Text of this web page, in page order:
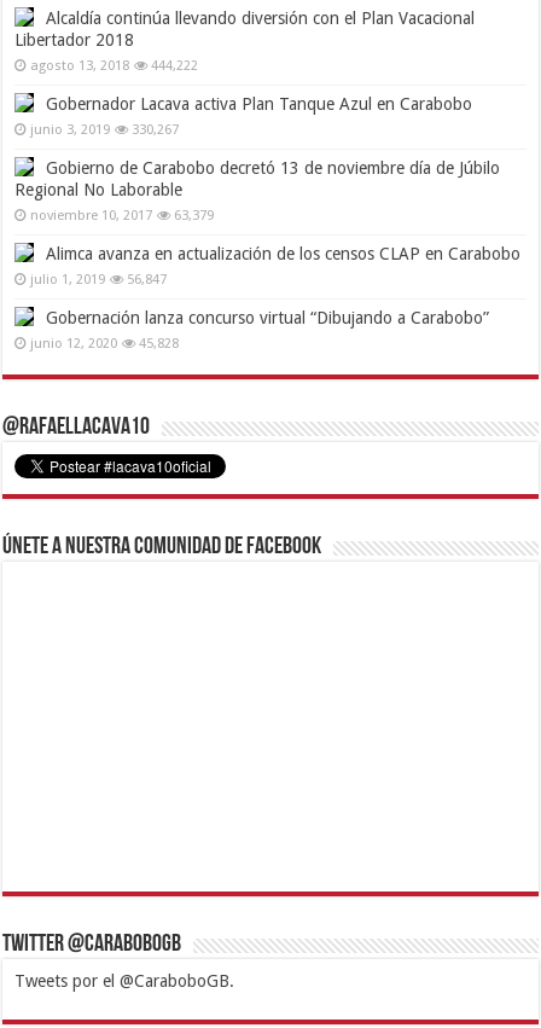
Alcaldía continúa llevando diversión con el Plan Vacacional
Libertador 2018
agosto 13, 2018 444,222
Gobernador Lacava activa Plan Tanque Azul en Carabobo
junio 3, 2019 330,267
Gobierno de Carabobo decretó 13 de noviembre día de Júbilo
Regional No Laborable
noviembre 10, 2017 63,379
Alimca avanza en actualización de los censos CLAP en Carabobo
julio 1, 2019 56,847
Gobernación lanza concurso virtual “Dibujando a Carabobo”
junio 12, 2020 45,828
@RafaelLacava10
Únete a nuestra comunidad de Facebook
Twitter @CaraboboGB
Tweets por el @CaraboboGB.
1xbetBetturkeyBetistKralbetSupertotobetTipobetMatadorbetMariobet
https://mvbcasino.com/